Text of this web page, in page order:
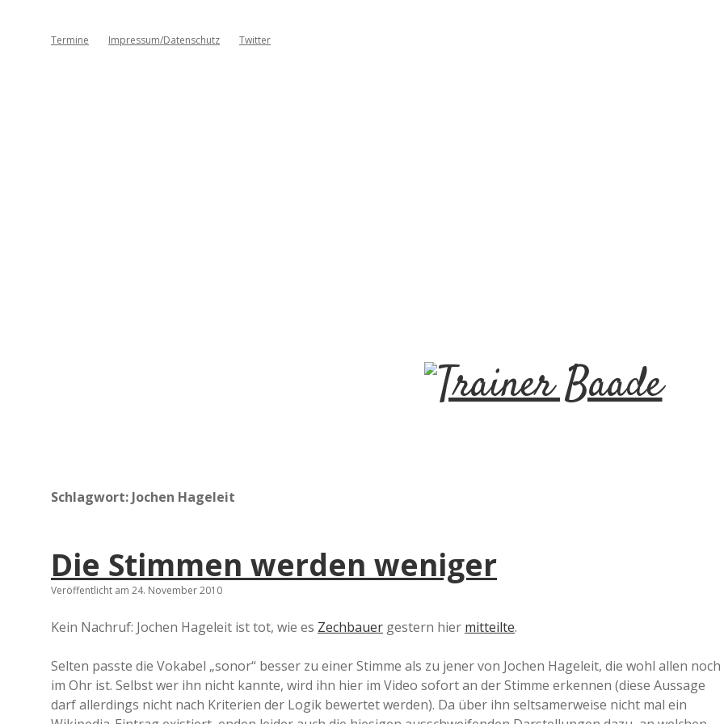
Termine Impressum/Datenschutz Twitter
T
n
e
r
Schlagwort: Jochen Hageleit
Die Stimmen werden weniger
Veröffentlicht am 24. November 2010
Kein Nachruf: Jochen Hageleit ist tot, wie es Zechbauer gestern hier mitteilte.
Selten passte die Vokabel „sonor“ besser zu einer Stimme als zu jener von Jochen Hageleit, die wohl allen noch
im Ohr ist. Selbst wer ihn nicht kannte, wird ihn hier im Video sofort an der Stimme erkennen (diese Aussage
darf allerdings nicht nach Kriterien der Logik bewertet werden). Da über ihn seltsamerweise nicht mal ein